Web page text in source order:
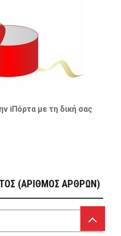
iΠόρτα με τη δική σας
(ΑΡΙΘΜΟΣ ΑΡΘΡΩΝ)